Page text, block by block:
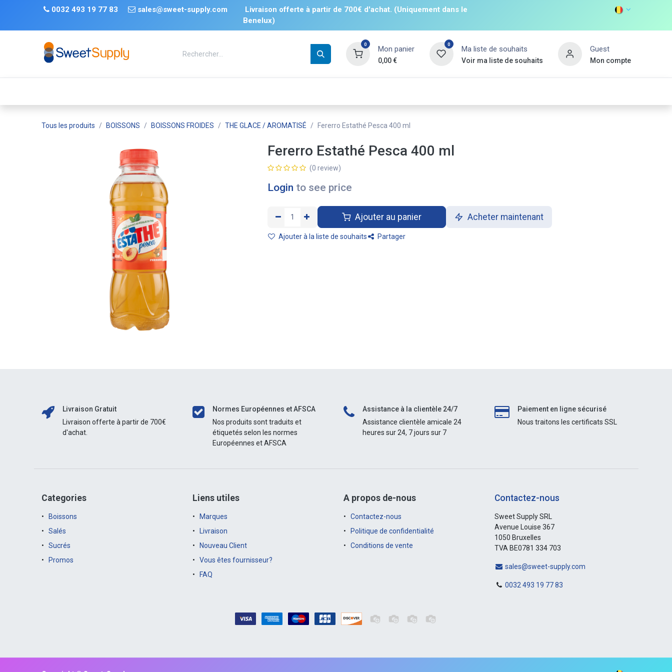
Se rendre au contenu
0032 493 19 77 83 ​ sales@sweet-supply.com
Livraison offerte à partir de 700€ d'achat. (Uniquement dans le
Benelux)
0 Mon panier
0,00€
0 Ma liste de souhaits
Voir ma liste de souhaits
Guest
Mon compte
TRENDS DISCOVER
Tous les produits BOISSONS BOISSONS FROIDES THE GLACE / AROMATISÉ Fererro Estathé Pesca 400 ml
Fererro Estathé Pesca 400 ml
(0 review)
Login to see price
Ajouter au panier Acheter maintenant
Ajouter à la liste de souhaits Partager
Livraison Gratuit
Livraison offerte à partir de 700€
d'achat.
Normes Européennes et AFSCA
Nos produits sont traduits et
étiquetés selon les normes
Européennes et AFSCA
Assistance à la clientèle 24/7
Assistance clientèle amicale 24
heures sur 24, 7 jours sur 7
Paiement en ligne sécurisé
Nous traitons les certificats SSL
Categories
Boissons
Salés
Sucrés
Promos
Liens utiles
Marques
Livraison
Nouveau Client
Vous êtes fournisseur?
FAQ
A propos de-nous
Contactez-nous
Politique de confidentialité
Conditions de vente
Contactez-nous
Sweet Supply SRL
Avenue Louise 367
1050 Bruxelles
TVA BE0781 334 703
sales@sweet-supply.com
0032 493 19 77 83